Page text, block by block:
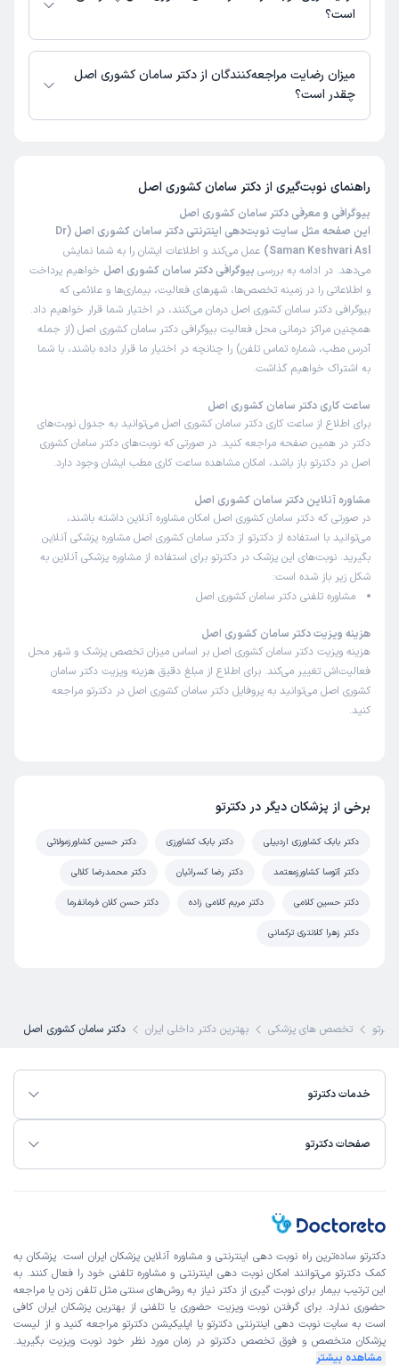
است؟
دکتر سامان کشوری اصل از روز جمعه 16 مرداد 1405 بیمار جدید می‌پذیرند.
میزان رضایت مراجعه‌کنندگان از دکتر سامان کشوری اصل
چقدر است؟
راهنمای نوبت‌گیری از دکتر سامان کشوری اصل
بیوگرافی و معرفی دکتر سامان کشوری اصل
این صفحه مثل سایت نوبت‌دهی اینترنتی دکتر سامان کشوری اصل (Dr
Saman Keshvari Asl)
عمل می‌کند و اطلاعات ایشان را به شما نمایش
می‌دهد. در ادامه به بررسی بیوگرافی دکتر سامان کشوری اصل خواهیم پرداخت
و اطلاعاتی را در زمینه تخصص‌ها، شهرهای فعالیت، بیماری‌ها و علائمی که
بیوگرافی دکتر سامان کشوری اصل درمان می‌کنند، در اختیار شما قرار خواهیم داد.
همچنین مراکز درمانی محل فعالیت بیوگرافی دکتر سامان کشوری اصل (از جمله
آدرس مطب، شماره تماس تلفن) را چنانچه در اختیار ما قرار داده باشند، با شما
به اشتراک خواهیم گذاشت.
ساعت کاری دکتر سامان کشوری اصل
برای اطلاع از ساعت کاری دکتر سامان کشوری اصل می‌توانید به جدول نوبت‌های
دکتر در همین صفحه مراجعه کنید. در صورتی که نوبت‌های دکتر سامان کشوری
اصل در دکترتو باز باشد، امکان مشاهده ساعت کاری مطب ایشان وجود دارد.
مشاوره آنلاین دکتر سامان کشوری اصل
در صورتی که دکتر سامان کشوری اصل امکان مشاوره آنلاین داشته باشند،
می‌توانید با استفاده از دکترتو از دکتر سامان کشوری اصل مشاوره پزشکی آنلاین
بگیرید. نوبت‌های این پزشک در دکترتو برای استفاده از مشاوره پزشکی آنلاین به
شکل زیر باز شده است:
مشاوره تلفنی دکتر سامان کشوری اصل
هزینه ویزیت دکتر سامان کشوری اصل
هزینه ویزیت دکتر سامان کشوری اصل بر اساس میزان تخصص پزشک و شهر محل
فعالیت‌اش تغییر می‌کند. برای اطلاع از مبلغ دقیق هزینه ویزیت دکتر سامان
کشوری اصل می‌توانید به پروفایل دکتر سامان کشوری اصل در دکترتو مراجعه
کنید.
برخی از پزشکان دیگر در دکترتو
دکتر بابک کشاورزی اردبیلی دکتر بابک کشاورزی دکتر حسین کشاورزمولائی
دکتر آتوسا کشاورزمعتمد دکتر رضا کسرائیان دکتر محمدرضا کلالی
دکتر حسین کلامی دکتر مریم کلامی زاده دکتر حسن کلان فرمانفرما
دکتر زهرا کلانتری ترکمانی
دکترتو تخصص های پزشکی بهترین دکتر داخلی ایران دکتر سامان کشوری اصل
خدمات دکترتو
صفحات دکترتو
دکترتو ساده‌ترین راه نوبت‌ دهی اینترنتی و مشاوره آنلاین پزشکان ایران است. پزشکان به
کمک دکترتو می‌توانند امکان نوبت دهی اینترنتی و مشاوره تلفنی خود را فعال کنند. به
این ترتیب بیمار برای نوبت گیری از دکتر نیاز به روش‌های سنتی مثل تلفن زدن یا مراجعه
حضوری ندارد. برای گرفتن نوبت ویزیت حضوری یا تلفنی از بهترین پزشکان ایران کافی
است به سایت نوبت دهی اینترنتی دکترتو یا اپلیکیشن دکترتو مراجعه کنید و از لیست
پزشکان متخصص و فوق تخصص دکترتو در زمان مورد نظر خود نوبت ویزیت بگیرید.
مشاهده بیشتر